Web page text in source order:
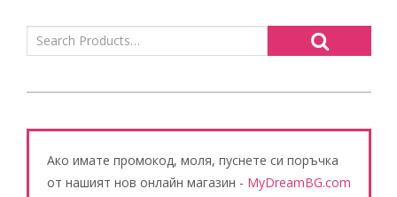
Ако имате промокод, моля, пуснете си поръчка
от нашият нов онлайн магазин - MyDreamBG.com